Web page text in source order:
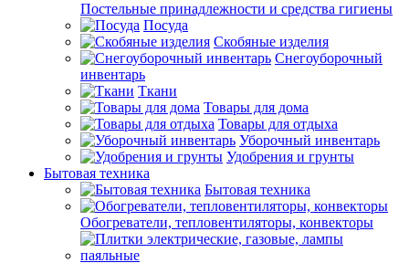
Постельные принадлежности и средства гигиены
Посуда
Скобяные изделия
Снегоуборочный
инвентарь
Ткани
Товары для дома
Товары для отдыха
Уборочный инвентарь
Удобрения и грунты
Бытовая техника
Бытовая техника
Обогреватели, тепловентиляторы, конвекторы